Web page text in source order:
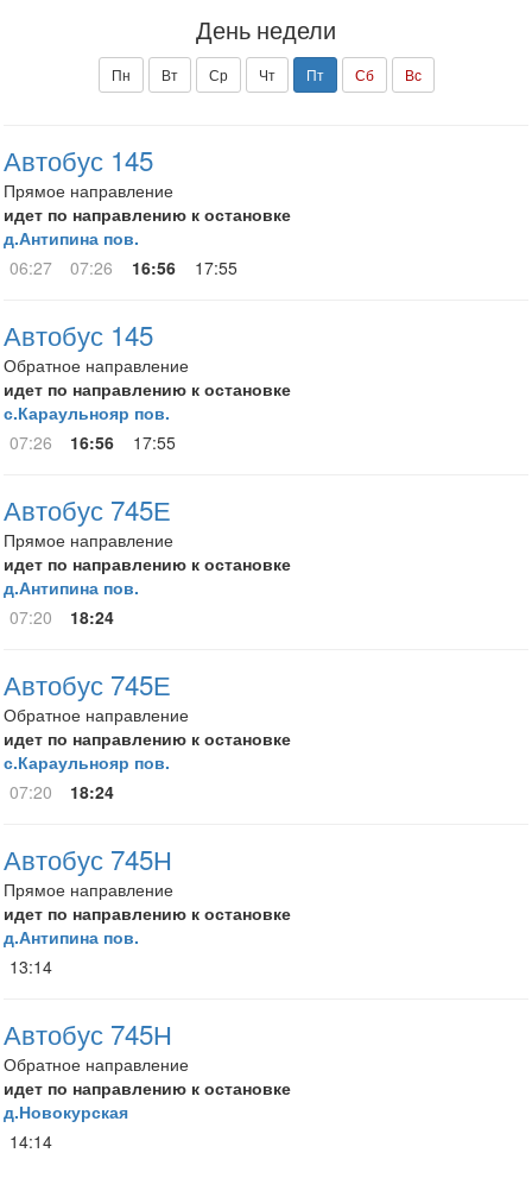
День недели
Пн Вт Ср Чт Пт Сб Вс
Автобус 145
Прямое направление
идет по направлению к остановке
д.Антипина пов.
06:27
07:26 16:56 17:55
Автобус 145
Обратное направление
идет по направлению к остановке
с.Караульнояр пов.
07:26
16:56 17:55
Автобус 745Е
Прямое направление
идет по направлению к остановке
д.Антипина пов.
07:20
18:24
Автобус 745Е
Обратное направление
идет по направлению к остановке
с.Караульнояр пов.
07:20
18:24
Автобус 745Н
Прямое направление
идет по направлению к остановке
д.Антипина пов.
13:14
Автобус 745Н
Обратное направление
идет по направлению к остановке
д.Новокурская
14:14